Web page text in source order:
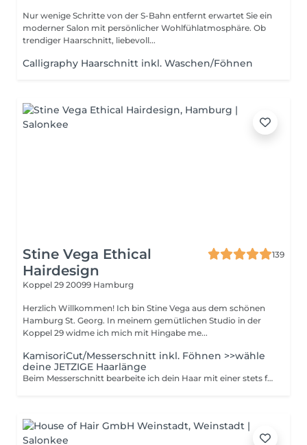
Nur wenige Schritte von der S-Bahn entfernt erwartet Sie ein
moderner Salon mit persönlicher Wohlfühlatmosphäre. Ob
trendiger Haarschnitt, liebevoll...
Calligraphy Haarschnitt inkl. Waschen/Föhnen
Stine Vega Ethical
Hairdesign
139
Koppel 29 20099 Hamburg
Herzlich Willkommen! Ich bin Stine Vega aus dem schönen
Hamburg St. Georg. In meinem gemütlichen Studio in der
Koppel 29 widme ich mich mit Hingabe me...
KamisoriCut/Messerschnitt inkl. Föhnen >>wähle
deine JETZIGE Haarlänge
Beim Messerschnitt bearbeite ich dein Haar mit einer stets frischen Schneideklinge in einem Kamisori Messer. Das schützt besonders vor verfrühtem Aufsplissen bei empfindlichem Haar, nützt aber gleichsam allen Haartexturen. Mit dem Messer kann ich feine Übergänge gestalten, Volumen aufbauen oder auch reduzieren. Vom texturierten Pixie bis zur langen Locke sind viele Frisuren möglich.